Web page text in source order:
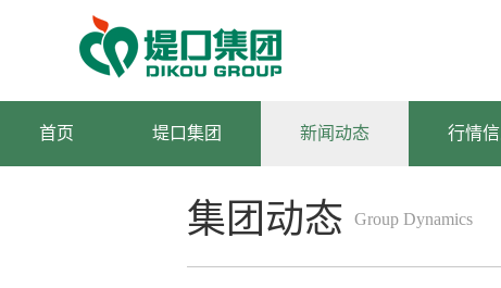
首页 堤口集团 新闻动态 行情
集团动态 Group Dynamics